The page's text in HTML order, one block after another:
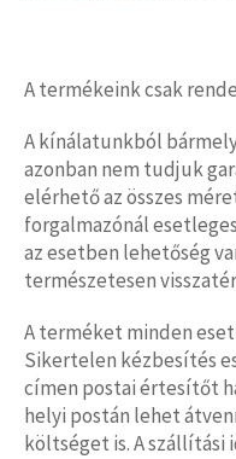
A termékeink csak
A kínálatunkból
azonban nem tudjuk
elérhető az összes
forgalmazónál
az esetben lehetőség
természetesen
A terméket minden
Sikertelen kézbesítés
címen postai értesítőt
helyi postán lehet
költséget is. A szállítási